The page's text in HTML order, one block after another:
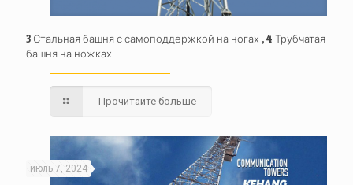
3 Стальная башня с самоподдержкой на ногах , 4 Трубчатая
башня на ножках
Прочитайте больше
июль 7, 2024